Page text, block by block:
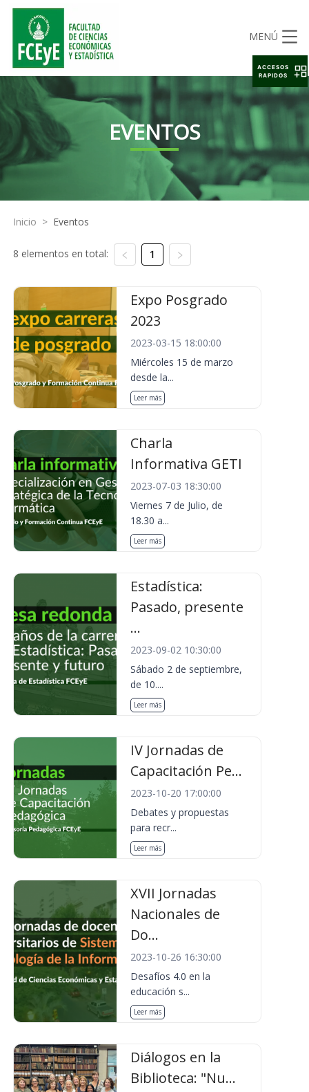
MENÚ
EVENTOS
Inicio > Eventos
8 elementos en total: 1
Expo Posgrado
2023
2023-03-15 18:00:00
Miércoles 15 de marzo
desde la...
Leer más
Charla
Informativa GETI
2023-07-03 18:30:00
Viernes 7 de Julio, de
18.30 a...
Leer más
Estadística:
Pasado, presente
...
2023-09-02 10:30:00
Sábado 2 de septiembre,
de 10....
Leer más
IV Jornadas de
Capacitación Pe...
2023-10-20 17:00:00
Debates y propuestas
para recr...
Leer más
XVII Jornadas
Nacionales de
Do...
2023-10-26 16:30:00
Desafíos 4.0 en la
educación s...
Leer más
Diálogos en la
Biblioteca: "Nu...
ACCESOS
RAPIDOS